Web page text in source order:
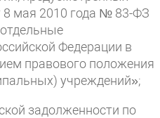
мая 2010 года № 83-ФЗ
Федерации в
правового положения
учреждений»;
задолженности по